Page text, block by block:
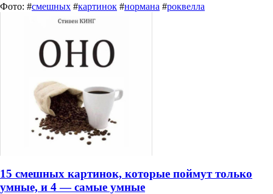
Фото: #смешных #картинок #нормана #роквелла
15 смешных картинок, которые поймут только
умные, и 4 — самые умные